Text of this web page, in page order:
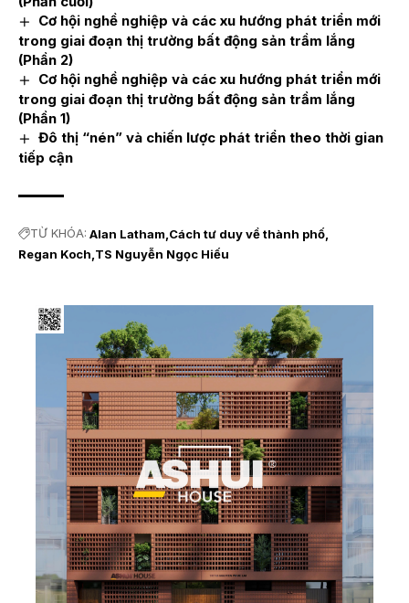
Cơ hội nghề nghiệp và các xu hướng phát triển mới
trong giai đoạn thị trường bất động sản trầm lắng
(Phần 2)
Cơ hội nghề nghiệp và các xu hướng phát triển mới
trong giai đoạn thị trường bất động sản trầm lắng
(Phần 1)
Đô thị “nén” và chiến lược phát triển theo thời gian
tiếp cận
TỪ KHÓA: Alan Latham Cách tư duy về thành phố
Regan Koch TS Nguyễn Ngọc Hiếu